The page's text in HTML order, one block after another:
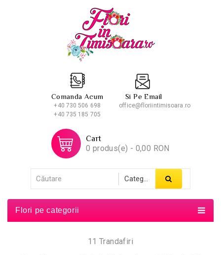
Comanda Acum
+40 730 506 698
+40 735 185 705
Si Pe Email
office@floriintimisoara.ro
Cart
0 produs(e) - 0,00 RON
Flori pe categorii
11 Trandafiri